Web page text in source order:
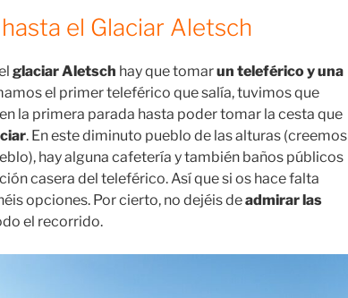
el Glaciar Aletsch
glaciar Aletsch hay que tomarun teleférico y una
el primer teleférico que salía, tuvimos que
la primera parada hasta poder tomar la cesta que
. En este diminuto pueblo de las alturas (creemos
hay alguna cafetería y también baños públicos
casera del teleférico. Así que si os hace falta
opciones. Por cierto, no dejéis deadmirar las
el recorrido.